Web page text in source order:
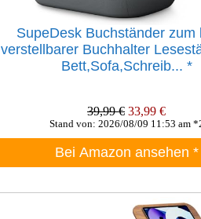
SupeDesk Buchständer zum
verstellbarer Buchhalter
Bett,Sofa,Schreib... *
39,99 € 33,99 €
Stand von: 2026/08/09 11:53 am
Bei Amazon ansehen *